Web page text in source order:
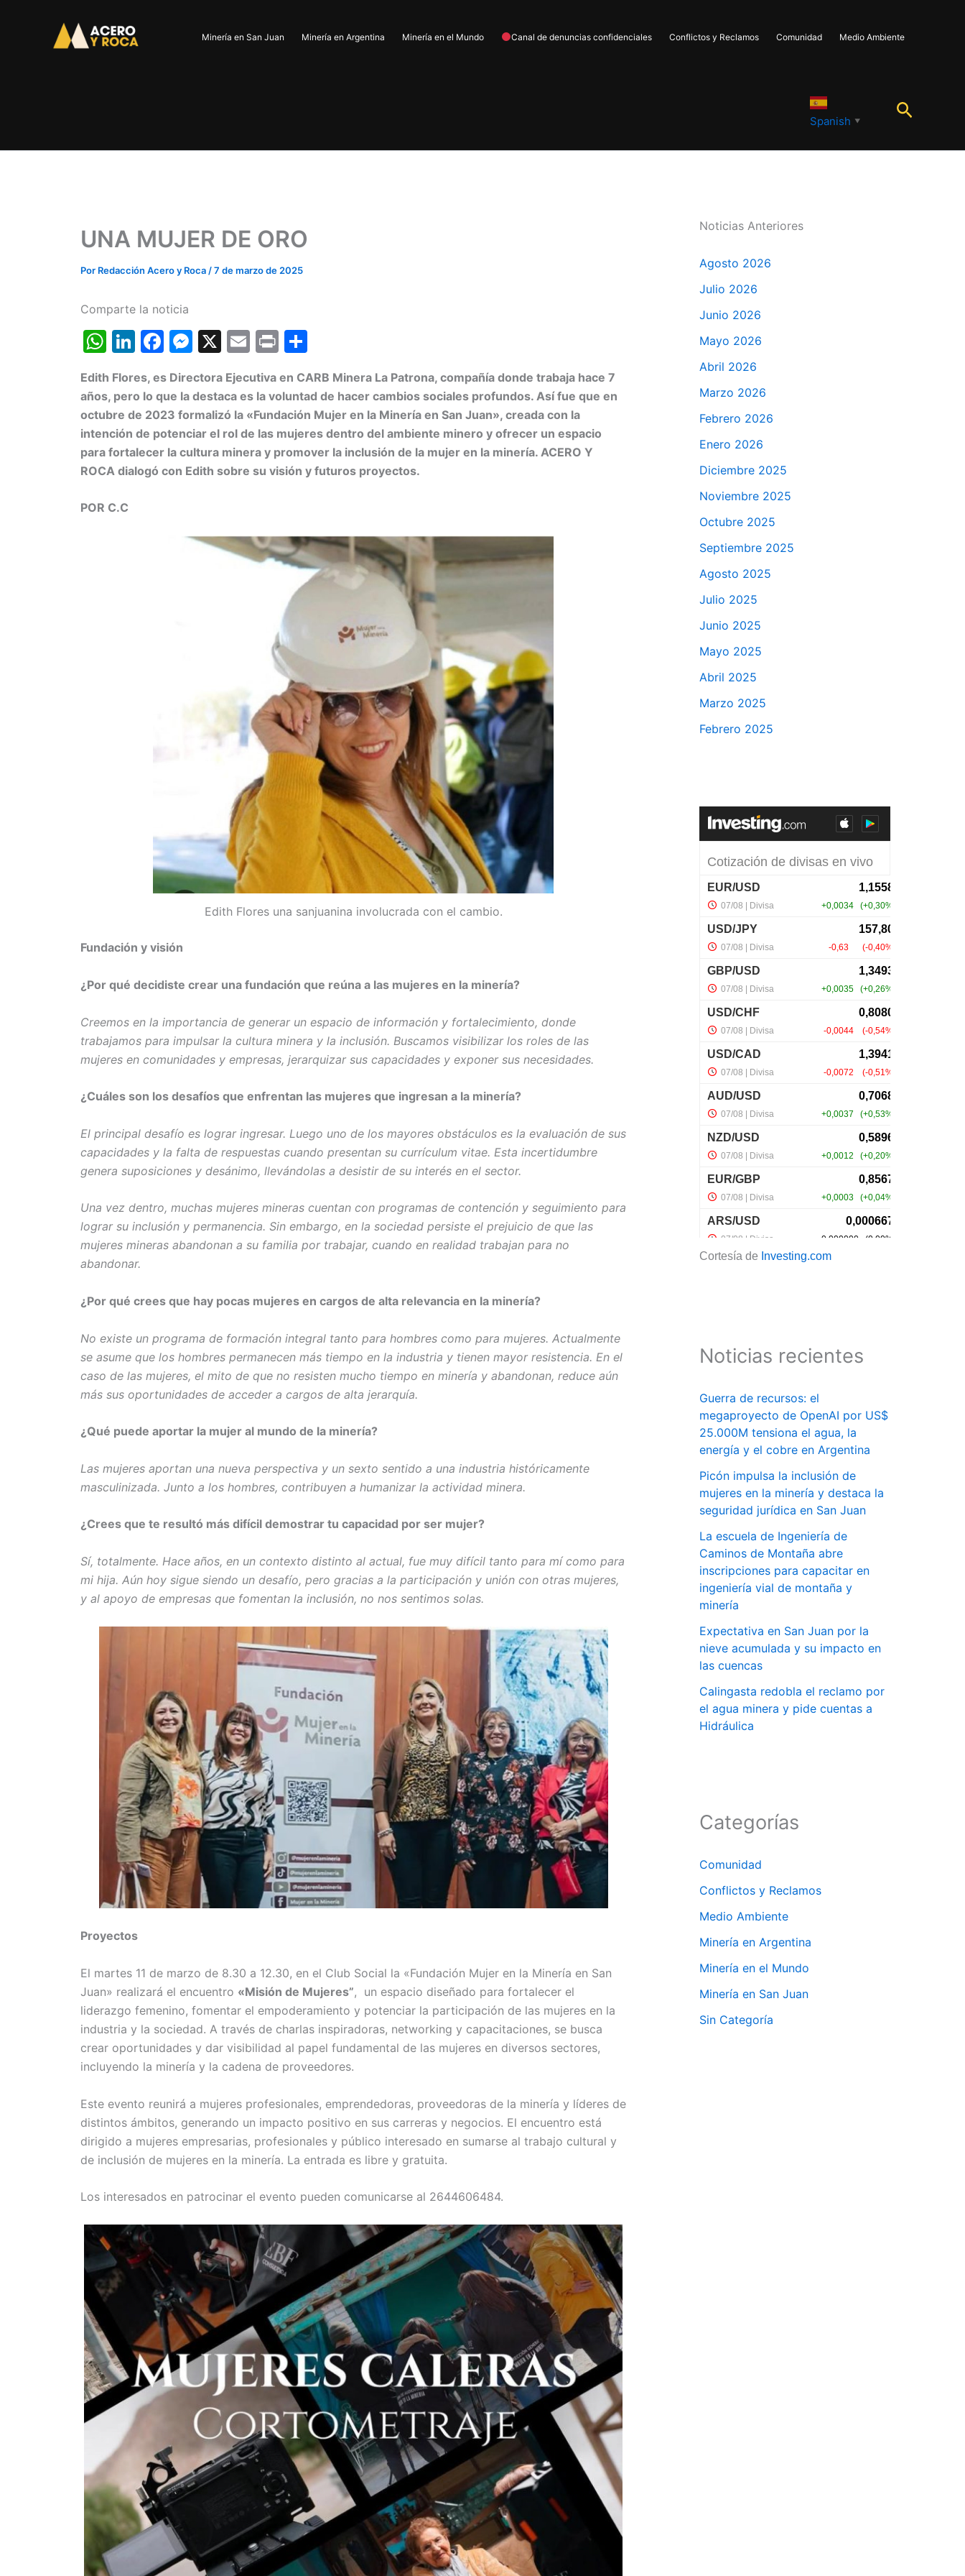
contenido
Minería en San Juan Minería en Argentina Minería en el Mundo Canal de denuncias confidenciales Conflictos y Reclamos Comunidad Medio Ambiente
Spanish ▼
Buscar
UNA MUJER DE ORO
Por Redacción Acero y Roca /7 de marzo de 2025
Comparte la noticia
W
at
s
A
p
p
Li
k
e
dI
n
F
c
e
b
o
o
M
s
s
e
n
g
X
E
ai
l
Pr
t
m
p
ar
tir
Edith Flores, es Directora Ejecutiva en CARB Minera La Patrona, compañía donde trabaja hace 7
años, pero lo que la destaca es la voluntad de hacer cambios sociales profundos. Así fue que en
octubre de 2023 formalizó la «Fundación Mujer en la Minería en San Juan», creada con la
intención de potenciar el rol de las mujeres dentro del ambiente minero y ofrecer un espacio
para fortalecer la cultura minera y promover la inclusión de la mujer en la minería. ACERO Y
ROCA dialogó con Edith sobre su visión y futuros proyectos.
POR C.C
Edith Flores una sanjuanina involucrada con el cambio.
Fundación y visión
¿Por qué decidiste crear una fundación que reúna a las mujeres en la minería?
Creemos en la importancia de generar un espacio de información y fortalecimiento, donde
trabajamos para impulsar la cultura minera y la inclusión. Buscamos visibilizar los roles de las
mujeres en comunidades y empresas, jerarquizar sus capacidades y exponer sus necesidades.
¿Cuáles son los desafíos que enfrentan las mujeres que ingresan a la minería?
El principal desafío es lograr ingresar. Luego uno de los mayores obstáculos es la evaluación de sus
capacidades y la falta de respuestas cuando presentan su currículum vitae. Esta incertidumbre
genera suposiciones y desánimo, llevándolas a desistir de su interés en el sector.
Una vez dentro, muchas mujeres mineras cuentan con programas de contención y seguimiento para
lograr su inclusión y permanencia. Sin embargo, en la sociedad persiste el prejuicio de que las
mujeres mineras abandonan a su familia por trabajar, cuando en realidad trabajan para no
abandonar.
¿Por qué crees que hay pocas mujeres en cargos de alta relevancia en la minería?
No existe un programa de formación integral tanto para hombres como para mujeres. Actualmente
se asume que los hombres permanecen más tiempo en la industria y tienen mayor resistencia. En el
caso de las mujeres, el mito de que no resisten mucho tiempo en minería y abandonan, reduce aún
más sus oportunidades de acceder a cargos de alta jerarquía.
¿Qué puede aportar la mujer al mundo de la minería?
Las mujeres aportan una nueva perspectiva y un sexto sentido a una industria históricamente
masculinizada. Junto a los hombres, contribuyen a humanizar la actividad minera.
¿Crees que te resultó más difícil demostrar tu capacidad por ser mujer?
Sí, totalmente. Hace años, en un contexto distinto al actual, fue muy difícil tanto para mí como para
mi hija. Aún hoy sigue siendo un desafío, pero gracias a la participación y unión con otras mujeres,
y al apoyo de empresas que fomentan la inclusión, no nos sentimos solas.
Proyectos
El martes 11 de marzo de 8.30 a 12.30, en el Club Social la «Fundación Mujer en la Minería en San
Juan» realizará el encuentro «Misión de Mujeres”, un espacio diseñado para fortalecer el
liderazgo femenino, fomentar el empoderamiento y potenciar la participación de las mujeres en la
industria y la sociedad. A través de charlas inspiradoras, networking y capacitaciones, se busca
crear oportunidades y dar visibilidad al papel fundamental de las mujeres en diversos sectores,
incluyendo la minería y la cadena de proveedores.
Este evento reunirá a mujeres profesionales, emprendedoras, proveedoras de la minería y líderes de
distintos ámbitos, generando un impacto positivo en sus carreras y negocios. El encuentro está
dirigido a mujeres empresarias, profesionales y público interesado en sumarse al trabajo cultural y
de inclusión de mujeres en la minería. La entrada es libre y gratuita.
Los interesados en patrocinar el evento pueden comunicarse al 2644606484.
Noticias Anteriores
Agosto 2026
Julio 2026
Junio 2026
Mayo 2026
Abril 2026
Marzo 2026
Febrero 2026
Enero 2026
Diciembre 2025
Noviembre 2025
Octubre 2025
Septiembre 2025
Agosto 2025
Julio 2025
Junio 2025
Mayo 2025
Abril 2025
Marzo 2025
Febrero 2025
Cortesía de Investing.com
Noticias recientes
Guerra de recursos: el
megaproyecto de OpenAI por US$
25.000M tensiona el agua, la
energía y el cobre en Argentina
Picón impulsa la inclusión de
mujeres en la minería y destaca la
seguridad jurídica en San Juan
La escuela de Ingeniería de
Caminos de Montaña abre
inscripciones para capacitar en
ingeniería vial de montaña y
minería
Expectativa en San Juan por la
nieve acumulada y su impacto en
las cuencas
Calingasta redobla el reclamo por
el agua minera y pide cuentas a
Hidráulica
Categorías
Comunidad
Conflictos y Reclamos
Medio Ambiente
Minería en Argentina
Minería en el Mundo
Minería en San Juan
Sin Categoría